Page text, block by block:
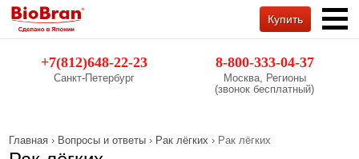
+7(812)648-22-23
Санкт-Петербург
8-800-333-04-37
Москва, Регионы
(звонок бесплатный)
Купить
Главная › Вопросы и ответы › Рак лёгких › Рак лёгких